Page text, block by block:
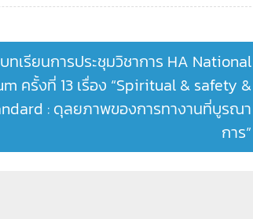
บทเรียนการประชุมวิชาการ HA National
ครั้งที่ 13 เรื่อง “Spiritual & safety &
: ดุลยภาพของการทางานที่บูรณา
การ”